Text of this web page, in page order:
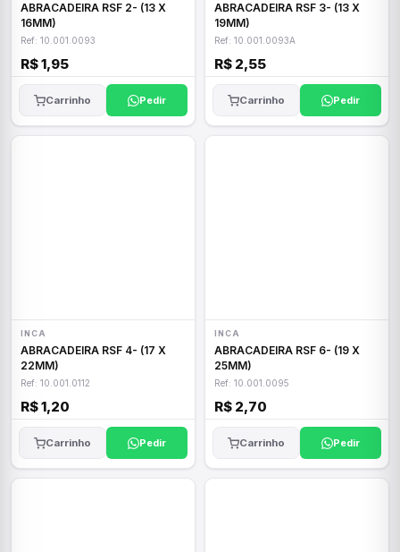
ABRACADEIRA RSF 2- (13 X
16MM)
Ref: 10.001.0093
R$ 1,95
Carrinho Pedir
ABRACADEIRA RSF 3- (13 X
19MM)
Ref: 10.001.0093A
R$ 2,55
Carrinho Pedir
INCA
ABRACADEIRA RSF 4- (17 X
22MM)
Ref: 10.001.0112
R$ 1,20
Carrinho Pedir
INCA
ABRACADEIRA RSF 6- (19 X
25MM)
Ref: 10.001.0095
R$ 2,70
Carrinho Pedir